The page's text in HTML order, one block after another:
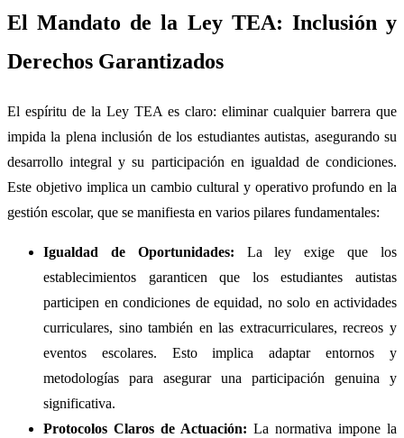
El Mandato de la Ley TEA: Inclusión y
Derechos Garantizados
El espíritu de la Ley TEA es claro: eliminar cualquier barrera que
impida la plena inclusión de los estudiantes autistas, asegurando su
desarrollo integral y su participación en igualdad de condiciones.
Este objetivo implica un cambio cultural y operativo profundo en la
gestión escolar, que se manifiesta en varios pilares fundamentales:
Igualdad de Oportunidades: La ley exige que los
establecimientos garanticen que los estudiantes autistas
participen en condiciones de equidad, no solo en actividades
curriculares, sino también en las extracurriculares, recreos y
eventos escolares. Esto implica adaptar entornos y
metodologías para asegurar una participación genuina y
significativa.
Protocolos Claros de Actuación: La normativa impone la